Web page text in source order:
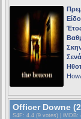
Officer Downe
S4F : 4.4 (9 votes) | iMDB: